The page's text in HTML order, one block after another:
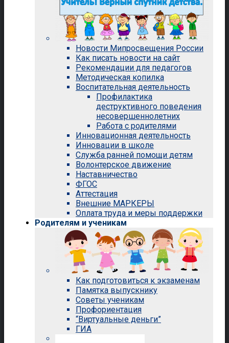
Новости Мипросвещения России
Как писать новости на сайт
Рекомендации для педагогов
Методическая копилка
Воспитательная деятельность
Профилактика
деструктивного поведения
несовершеннолетних
Работа с родителями
Инновационная деятельность
Инновации в школе
Служба ранней помощи детям
Волонтерское движение
Наставничество
ФГОС
Аттестация
Внешние МАРКЕРЫ
Оплата труда и меры поддержки
Родителям и ученикам
Как подготовиться к экзаменам
Памятка выпускнику
Советы ученикам
Профориентация
“Виртуальные деньги”
ГИА